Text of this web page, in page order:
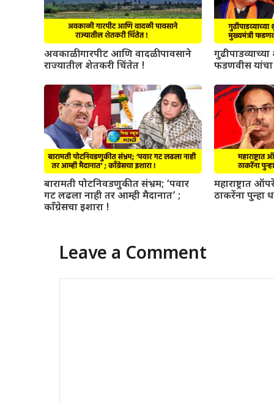
अवकाळी गारपीट आणि वादळी पावसाने
राज्यातील शेतकरी चिंतेत !
फडणवीस
बारामती पोटनिवडणुकीत संभ्रम; ‘पवार
गट लढला नाही तर आम्ही मैदानात’ ;
काँग्रेसचा इशारा !
महाराष्ट्रात
ठाकरेंना पुन्हा
Leave a Comment